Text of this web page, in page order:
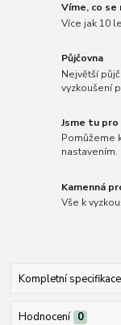
Víme, co se
Více jak 10
Půjčovna
Největší
vyzkoušení
Jsme tu pro
Pomůžeme
nastavením.
Kamenná
Vše k
Kompletní specifikace
Hodnocení 0